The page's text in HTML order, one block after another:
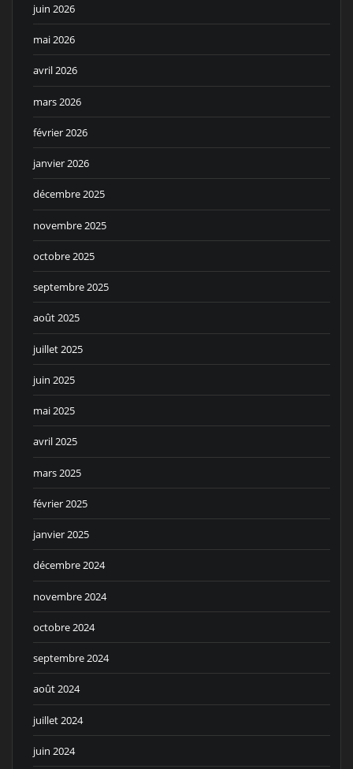
juin 2026
mai 2026
avril 2026
mars 2026
février 2026
janvier 2026
décembre 2025
novembre 2025
octobre 2025
septembre 2025
août 2025
juillet 2025
juin 2025
mai 2025
avril 2025
mars 2025
février 2025
janvier 2025
décembre 2024
novembre 2024
octobre 2024
septembre 2024
août 2024
juillet 2024
juin 2024